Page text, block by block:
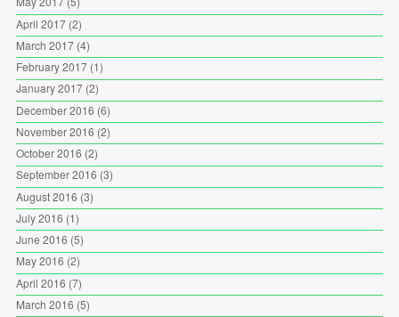
April 2017(2)
March 2017(4)
February 2017(1)
January 2017(2)
December 2016 (6)
November 2016 (2)
October 2016 (2)
September 2016 (3)
August 2016 (3)
July 2016 (1)
June 2016 (5)
May 2016 (2)
April 2016 (7)
March 2016 (5)